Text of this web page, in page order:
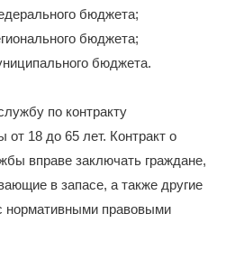
бюджета;
бюджета;
бюджета.
по контракту
18 до 65 лет. Контракт о
вправе заключать граждане,
в запасе, а также другие
нормативными правовыми